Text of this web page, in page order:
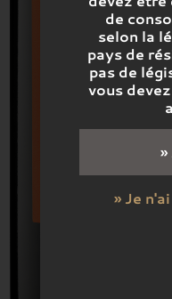
de
selon la
pays de
pas de
vous
» Je